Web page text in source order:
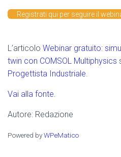
Registrati qui per seguire il
L’articolo Webinar gratuito:
twin con COMSOL Multiphysics
Progettista Industriale.
Vai alla fonte.
Autore: Redazione
Powered byWPeMatico